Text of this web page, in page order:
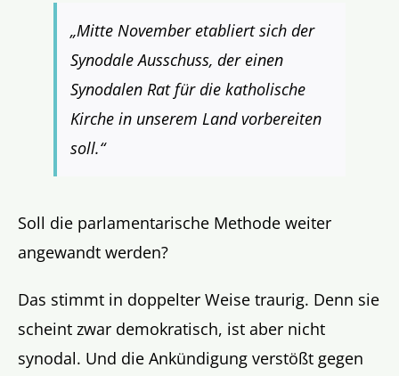
„Mitte November etabliert sich der
Synodale Ausschuss, der einen
Synodalen Rat für die katholische
Kirche in unserem Land vorbereiten
soll.“
Soll die parlamentarische Methode weiter
angewandt werden?
Das stimmt in doppelter Weise traurig. Denn sie
scheint zwar demokratisch, ist aber nicht
synodal. Und die Ankündigung verstößt gegen